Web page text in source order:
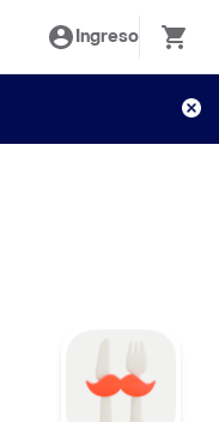
Ingreso